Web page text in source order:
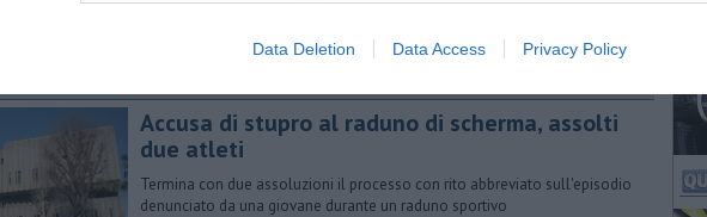
Data Deletion Data Access Privacy Policy
Accusa di stupro al raduno di scherma, assolti
due atleti
Termina con due assoluzioni il processo con rito abbreviato sull'episodio
denunciato da una giovane durante un raduno sportivo